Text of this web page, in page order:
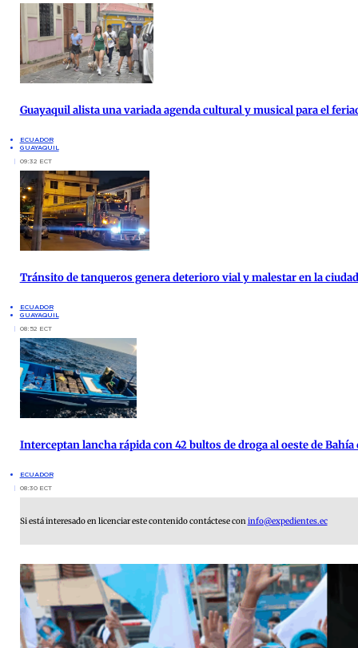
Guayaquil alista una variada agenda cultural y musical para el
ECUADOR
GUAYAQUIL
09:32 ECT
Tránsito de tanqueros genera deterioro vial y malestar en la
ECUADOR
GUAYAQUIL
08:52 ECT
Interceptan lancha rápida con 42 bultos de droga al oeste de Bahía
ECUADOR
08:30 ECT
Si está interesado en licenciar este contenido contáctese con info@expedientes.ec